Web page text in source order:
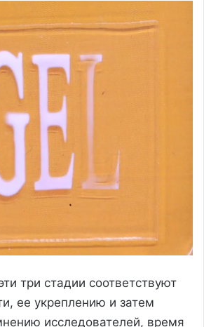
три стадии соответствуют
ее укреплению и затем
исследователей, время